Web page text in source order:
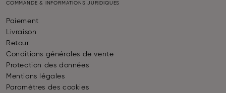
COMMANDE & INFORMATIONS JURIDIQUES
Paiement
Livraison
Retour
Conditions générales de vente
Protection des données
Mentions légales
Paramètres des cookies